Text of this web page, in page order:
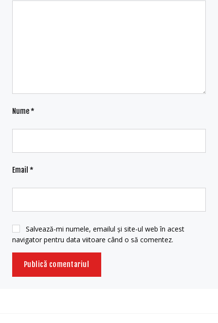
Nume*
Email *
Salvează-mi numele, emailul și site-ul web în acest
navigator pentru data viitoare când o să comentez.